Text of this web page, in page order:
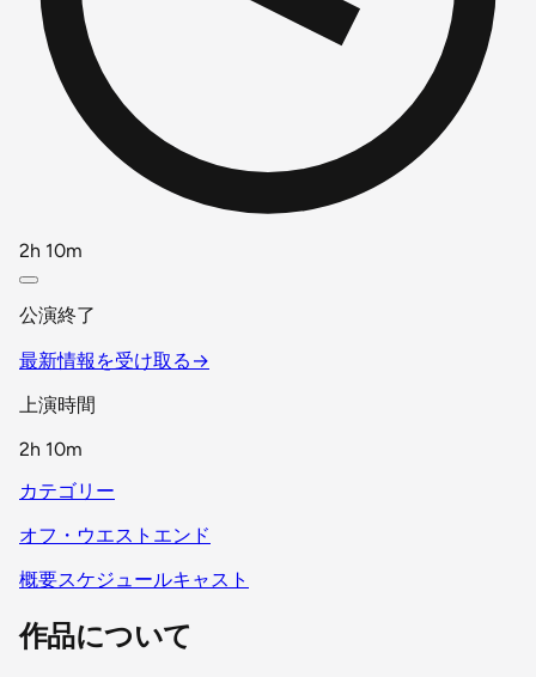
2h 10m
公演終了
最新情報を受け取る →
上演時間
2h 10m
カテゴリー
オフ・ウエストエンド
概要スケジュールキャスト
作品について